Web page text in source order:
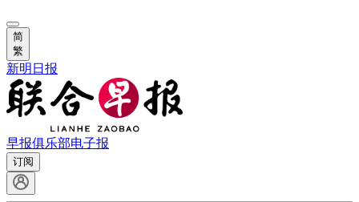
简
繁
新明日报
早报俱乐部电子报
订阅